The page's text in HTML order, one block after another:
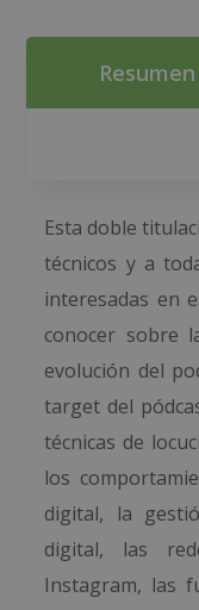
Resumen
Esta doble
técnicos y a
interesadas en
conocer sobre
evolución del
target del
técnicas de
los
digital, la
digital, las
Instagram, las